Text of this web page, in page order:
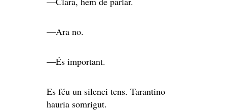
—Ara no.
—És important.
Es féu un silenci tens. Tarantino
hauria somrigut.